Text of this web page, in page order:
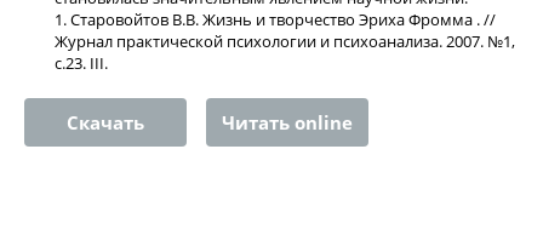
1. Старовойтов В.В. Жизнь и творчество Эриха Фромма . //
Журнал практической психологии и психоанализа. 2007. №1,
с.23. III.
Скачать Читать online